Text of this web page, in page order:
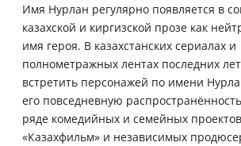
Имя Нурлан регулярно появляется в
казахской и киргизской прозе как
имя героя. В казахстанских сериалах и
полнометражных лентах последних
встретить персонажей по имени
его повседневную
ряде комедийных и семейных
«Казахфильм» и независимых